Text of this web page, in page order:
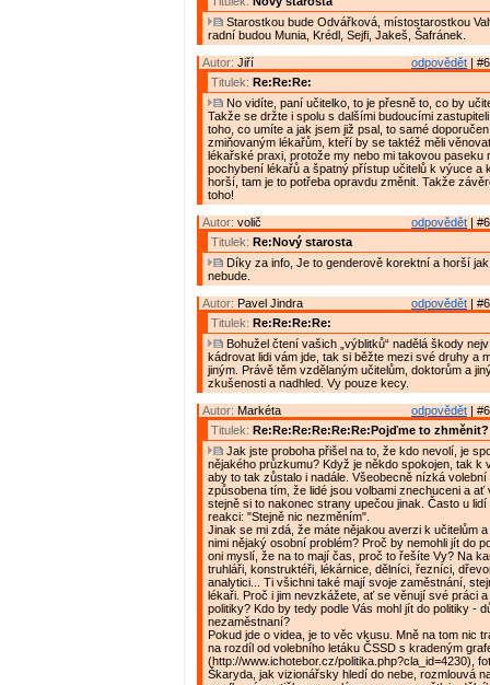
Starostkou bude Odvářková, místostarostkou
radní budou Munia, Krédl, Sejfi, Jakeš, Šafránek.
odpovědět |
Autor: Jiří
Titulek: Re:Re:Re:
No vidíte, paní učitelko, to je přesně to, co by
Takže se držte i spolu s dalšími budoucími
toho, co umíte a jak jsem již psal, to samé
zmiňovaným lékařům, kteří by se taktéž měli
lékařské praxi, protože my nebo mi takovou paseku
pochybení lékařů a špatný přístup učitelů k výuce a
horší, tam je to potřeba opravdu změnit. Takže
toho!
odpovědět |
Autor: volič
Titulek: Re:Nový starosta
Díky za info, Je to genderově korektní a horší
nebude.
odpovědět |
Autor: Pavel Jindra
Titulek: Re:Re:Re:Re:
Bohužel čtení vašich „výblitků“ nadělá škody
kádrovat lidi vám jde, tak si běžte mezi své druhy a
jiným. Právě těm vzdělaným učitelům, doktorům a
zkušenosti a nadhled. Vy pouze kecy.
odpovědět |
Autor: Markéta
Titulek: Re:Re:Re:Re:Re:Re:Pojďme to zhměnit?
Jak jste proboha přišel na to, že kdo nevolí, je
nějakého průzkumu? Když je někdo spokojen, tak k
aby to tak zůstalo i nadále. Všeobecně nízká volební
způsobena tím, že lidé jsou volbami znechuceni a ať
stejně si to nakonec strany upečou jinak. Často u
reakci: "Stejně nic nezměním".
Jinak se mi zdá, že máte nějakou averzi k učitelům
nimi nějaký osobní problém? Proč by nemohli jít do
oni myslí, že na to mají čas, proč to řešíte Vy? Na
truhláři, konstruktéři, lékárnice, dělníci, řezníci,
analytici... Ti všichni také mají svoje zaměstnání,
lékaři. Proč i jim nevzkážete, ať se věnují své práci
politiky? Kdo by tedy podle Vás mohl jít do politiky -
nezaměstnaní?
Pokud jde o videa, je to věc vkusu. Mně na tom nic
na rozdíl od volebního letáku ČSSD s kradeným
(http://www.ichotebor.cz/politika.php?cla_id=4230),
Škaryda, jak vizionářsky hledí do nebe, rozmlouvá